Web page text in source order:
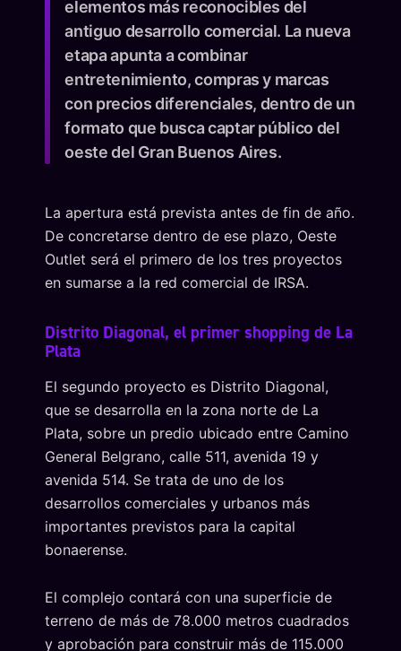
elementos más reconocibles del
antiguo desarrollo comercial. La nueva
etapa apunta a combinar
entretenimiento, compras y marcas
con precios diferenciales, dentro de un
formato que busca captar público del
oeste del Gran Buenos Aires.
La apertura está prevista antes de fin de año.
De concretarse dentro de ese plazo, Oeste
Outlet será el primero de los tres proyectos
en sumarse a la red comercial de IRSA.
Distrito Diagonal, el primer shopping de La
Plata
El segundo proyecto es Distrito Diagonal,
que se desarrolla en la zona norte de La
Plata, sobre un predio ubicado entre Camino
General Belgrano, calle 511, avenida 19 y
avenida 514. Se trata de uno de los
desarrollos comerciales y urbanos más
importantes previstos para la capital
bonaerense.
El complejo contará con una superficie de
terreno de más de 78.000 metros cuadrados
y aprobación para construir más de 115.000